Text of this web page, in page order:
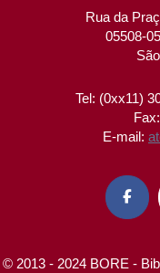
Rua da
05508-
Tel: (0xx11)
E-mail:

© 2013 - 2024 BORE -